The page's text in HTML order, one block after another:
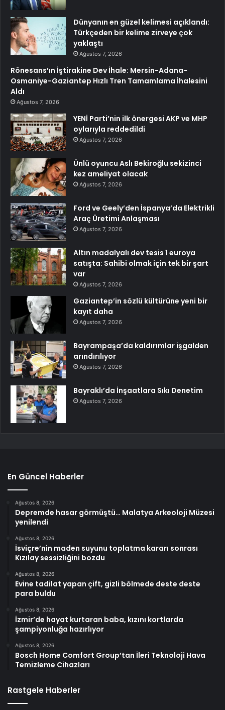
Dünyanın en güzel kelimesi açıklandı:
Türkçeden bir kelime zirveye çok
yaklaştı
Ağustos 7, 2026
Rönesans’ın İştirakine Dev İhale: Mersin-Adana-
Osmaniye-Gaziantep Hızlı Tren Tamamlama İhalesini
Aldı
Ağustos 7, 2026
YENİ Parti’nin ilk önergesi AKP ve MHP
oylarıyla reddedildi
Ağustos 7, 2026
Ünlü oyuncu Aslı Bekiroğlu sekizinci
kez ameliyat olacak
Ağustos 7, 2026
Ford ve Geely’den İspanya’da Elektrikli
Araç Üretimi Anlaşması
Ağustos 7, 2026
Altın madalyalı dev tesis 1 euroya
satışta: Sahibi olmak için tek bir şart
var
Ağustos 7, 2026
Gaziantep’in sözlü kültürüne yeni bir
kayıt daha
Ağustos 7, 2026
Bayrampaşa’da kaldırımlar işgalden
arındırılıyor
Ağustos 7, 2026
Bayraklı’da İnşaatlara Sıkı Denetim
Ağustos 7, 2026
En Güncel Haberler
Ağustos 8, 2026
Depremde hasar görmüştü… Malatya Arkeoloji Müzesi
yenilendi
Ağustos 8, 2026
İsviçre’nin maden suyunu toplatma kararı sonrası
Kızılay sessizliğini bozdu
Ağustos 8, 2026
Evine tadilat yapan çift, gizli bölmede deste deste
para buldu
Ağustos 8, 2026
İzmir’de hayat kurtaran baba, kızını kortlarda
şampiyonluğa hazırlıyor
Ağustos 8, 2026
Bosch Home Comfort Group’tan İleri Teknoloji Hava
Temizleme Cihazları
Rastgele Haberler